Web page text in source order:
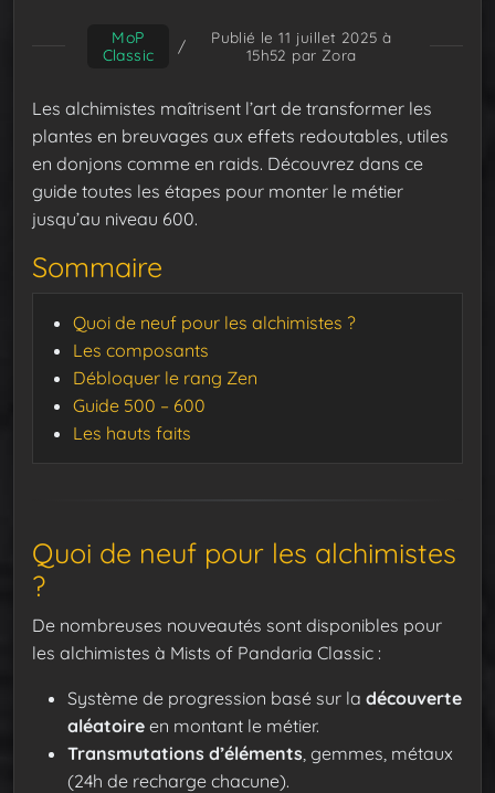
MoP
Classic
/
Publié le 11 juillet 2025 à
15h52 par Zora
Les alchimistes maîtrisent l’art de transformer les
plantes en breuvages aux effets redoutables, utiles
en donjons comme en raids. Découvrez dans ce
guide toutes les étapes pour monter le métier
jusqu’au niveau 600.
Sommaire
Quoi de neuf pour les alchimistes ?
Les composants
Débloquer le rang Zen
Guide 500 – 600
Les hauts faits
Quoi de neuf pour les alchimistes
?
De nombreuses nouveautés sont disponibles pour
les alchimistes à Mists of Pandaria Classic :
Système de progression basé sur la découverte
aléatoire en montant le métier.
Transmutations d’éléments , gemmes, métaux
(24h de recharge chacune).